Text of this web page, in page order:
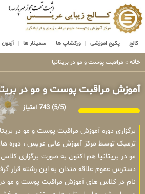
کالج پکیج اموزشی ورکشاپ ها سمینار ها آزمون
خانه » مراقبت پوست و مو در بریتانیا
آموزش مراقبت پوست و مو در
(5/5) 743 امتیاز
برگزاری دوره آموزش مراقبت پوست و مو در
ترمیک توسط مرکز آموزش عالی عریس ، دوره
مو در بریتانیا هم اکنون به صورت برگزاری
دسترس عموم علاقه مندان به این رشته قرار
نام در کلاس های آموزش مراقبت پوست و مو در